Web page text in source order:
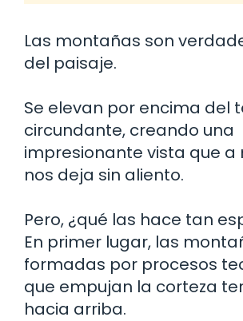
Las montañas son
del paisaje.
Se elevan por encima del
circundante, creando una
impresionante vista que a
nos deja sin aliento.
Pero, ¿qué las hace tan
En primer lugar, las
formadas por procesos
que empujan la corteza
hacia arriba.